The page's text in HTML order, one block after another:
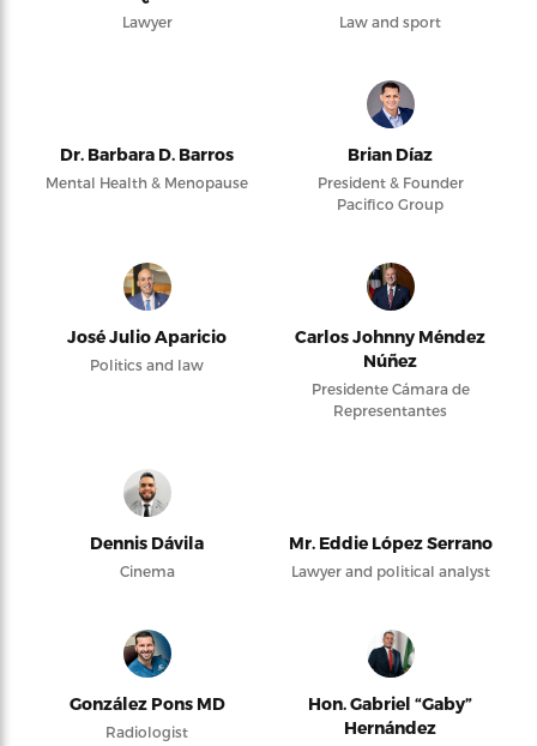
Lawyer Law and sport
Dr. Barbara D. Barros
Mental Health & Menopause
Brian Díaz
President & Founder
Pacifico Group
José Julio Aparicio
Politics and law
Carlos Johnny Méndez
Núñez
Presidente Cámara de
Representantes
Dennis Dávila
Cinema
Mr. Eddie López Serrano
Lawyer and political analyst
González Pons MD
Radiologist
Hon. Gabriel “Gaby”
Hernández